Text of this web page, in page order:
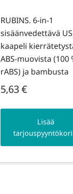
RUBINS. 6-in-1
sisäänvedettävä
kaapeli
ABS-muovista (100
rABS) ja bambusta
5,63€
Lisää